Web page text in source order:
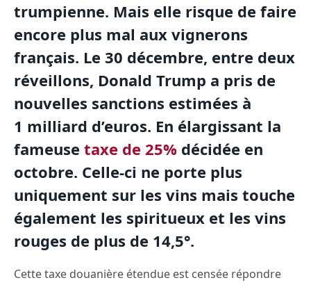
trumpienne. Mais elle risque de faire
encore plus mal aux vignerons
français. Le 30 décembre, entre deux
réveillons, Donald Trump a pris de
nouvelles sanctions estimées à
1 milliard d’euros. En élargissant la
fameuse taxe de 25% décidée en
octobre. Celle-ci ne porte plus
uniquement sur les vins mais touche
également les spiritueux et les vins
rouges de plus de 14,5°.
Cette taxe douanière étendue est censée répondre